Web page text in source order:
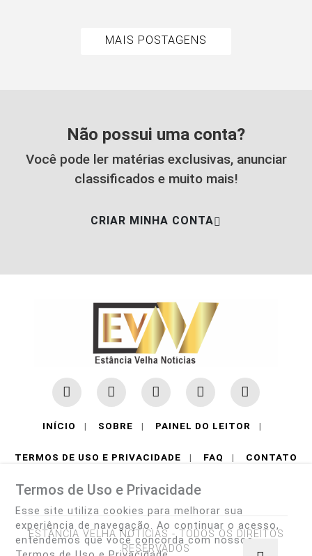
MAIS POSTAGENS
Não possui uma conta?
Você pode ler matérias exclusivas, anunciar
classificados e muito mais!
CRIAR MINHA CONTA
INÍCIO | SOBRE | PAINEL DO LEITOR |
TERMOS DE USO E PRIVACIDADE | FAQ | CONTATO
ESTÂNCIA VELHA NOTÍCIAS - TODOS OS DIREITOS
RESERVADOS
Termos de Uso e Privacidade
Esse site utiliza cookies para melhorar sua
experiência de navegação. Ao continuar o acesso,
entendemos que você concorda com nossos